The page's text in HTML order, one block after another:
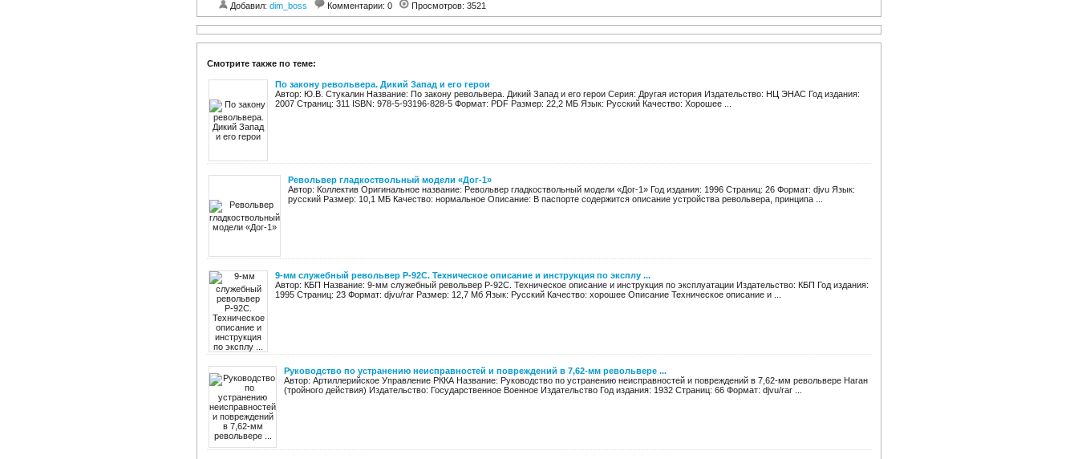
Добавил: dim_boss Комментарии: 0 Просмотров: 3521
Смотрите также по теме:
По закону револьвера. Дикий Запад и его герои
Автор: Ю.В. Стукалин Название: По закону револьвера. Дикий Запад и его герои Серия: Другая история Издательство: НЦ ЭНАС Год издания:
2007 Страниц: 311 ISBN: 978-5-93196-828-5 Формат: PDF Размер: 22,2 МБ Язык: Русский Качество: Хорошее ...
Револьвер гладкоствольный модели «Дог-1»
Автор: Коллектив Оригинальное название: Револьвер гладкоствольный модели «Дог-1» Год издания: 1996 Страниц: 26 Формат: djvu Язык:
русский Размер: 10,1 МБ Качество: нормальное Описание: В паспорте содержится описание устройства револьвера, принципа ...
9-мм служебный револьвер Р-92С. Техническое описание и инструкция по эксплу ...
Автор: КБП Название: 9-мм служебный револьвер Р-92С. Техническое описание и инструкция по эксплуатации Издательство: КБП Год издания:
1995 Страниц: 23 Формат: djvu/rar Размер: 12,7 Мб Язык: Русский Качество: хорошее Описание Техническое описание и ...
Руководство по устранению неисправностей и повреждений в 7,62-мм револьвере ...
Автор: Артиллерийское Управление РККА Название: Руководство по устранению неисправностей и повреждений в 7,62-мм револьвере Наган
(тройного действия) Издательство: Государственное Военное Издательство Год издания: 1932 Страниц: 66 Формат: djvu/rar ...